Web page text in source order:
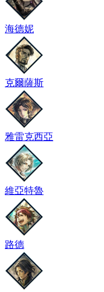
海德妮
克爾薩斯
雅雷克西亞
維亞特魯
路德